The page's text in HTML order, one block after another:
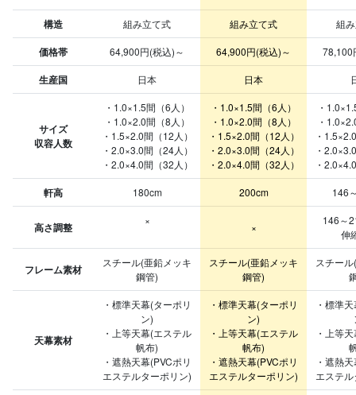
構造 組み立て式 組み立て式 組
価格帯 64,900円(税込)～ 64,900円(税込)～ 78,100
生産国 日本 日本
サイズ
収容人数
・1.0×1.5間（6人）
・1.0×2.0間（8人）
・1.5×2.0間（12人）
・2.0×3.0間（24人）
・2.0×4.0間（32人）
・1.0×1.5間（6人）
・1.0×2.0間（8人）
・1.5×2.0間（12人）
・2.0×3.0間（24人）
・2.0×4.0間（32人）
・
・
・
・
・
軒高 180cm 200cm 146
高さ調整
×
×
146～
伸
フレーム素材
スチール(亜鉛メッキ
鋼管)
スチール(亜鉛メッキ
鋼管)
スチー
天幕素材
・標準天幕(ターポリ
ン)
・上等天幕(エステル
帆布)
・遮熱天幕(PVCポリ
エステルターポリン)
・標準天幕(ターポリ
ン)
・上等天幕(エステル
帆布)
・遮熱天幕(PVCポリ
エステルターポリン)
・標準
・上等
・遮熱
エステ